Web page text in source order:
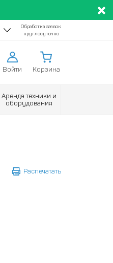
Обработка заявок
круглосуточно
Войти Корзина
Аренда техники и
оборудования
Распечатать